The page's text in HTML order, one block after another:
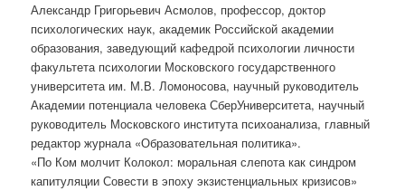
Александр Григорьевич Асмолов, профессор, доктор
психологических наук, академик Российской академии
образования, заведующий кафедрой психологии личности
факультета психологии Московского государственного
университета им. М.В. Ломоносова, научный руководитель
Академии потенциала человека СберУниверситета, научный
руководитель Московского института психоанализа, главный
редактор журнала «Образовательная политика».
«По Ком молчит Колокол: моральная слепота как синдром
капитуляции Совести в эпоху экзистенциальных кризисов»